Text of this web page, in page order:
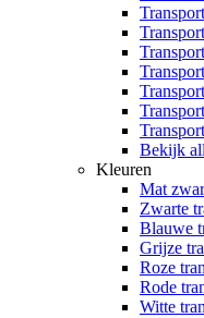
Bekijk
Kleuren
Mat
Zwarte
Blauwe
Grijze
Roze
Rode
Witte